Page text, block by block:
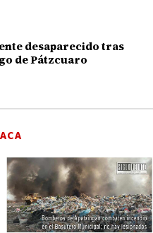
desaparecido tras
de Pátzcuaro